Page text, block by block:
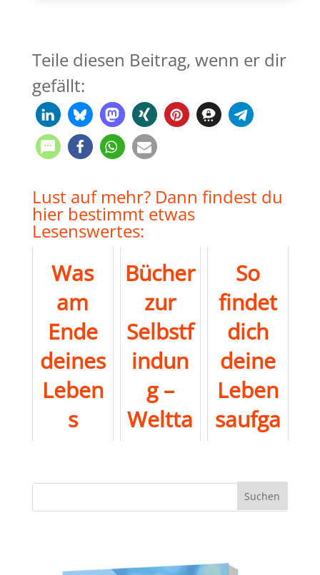
Teile diesen Beitrag, wenn er dir
gefällt:
Lust auf mehr? Dann findest du
hier bestimmt etwas
Lesenswertes:
Was
am
Ende
deines
Leben
s
h zählt
Bücher
zur
Selbstf
indun
g –
Weltta
Buche
s 2026
So
findet
dich
deine
Leben
saufga
Teil 3
der
Trilogi